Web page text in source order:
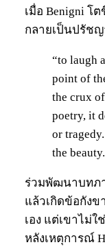
เมื่อ Benigni โ
กลายเป็นปรัชญ
“to laugh
point of
the crux
poetry, it
or
the
ร่วมพัฒนาบทภา
แล้วเกิดข้อกังข
เอง แต่เขาไม่
หลังเหตุการณ์